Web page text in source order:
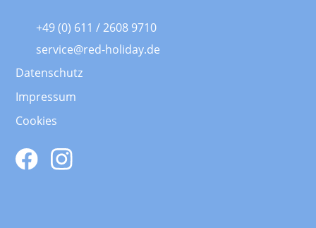
+49 (0) 611 / 2608 9710
service@red-holiday.de
Datenschutz
Impressum
Cookies